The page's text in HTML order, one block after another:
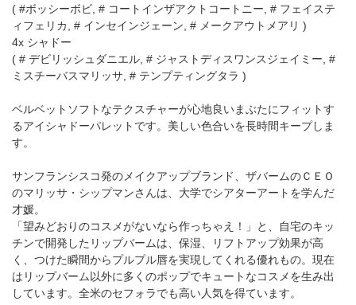
( #ボッシーボビ, # コートインザアクトコートニー, # フェイステ
ィフェリカ, # インセインジェーン, # メークアウトメアリ )
4x シャドー
( # デビリッシュダニエル, # ジャストディスワンスジェイミー, #
ミスチーバスマリッサ, # テンプティングタラ )
ベルベットソフトなテクスチャーが心地良いまぶたにフィットす
るアイシャドーパレットです。美しい色合いを長時間キープしま
す。
サンフランシスコ発のメイクアップブランド、ザバームのＣＥＯ
のマリッサ・シップマンさんは、大学でシアターアートを学んだ
才媛。
「望みどおりのコスメがないなら作っちゃえ！」と、自宅のキッ
チンで開発したリップバームは、保湿、リフトアップ効果が高
く、つけた瞬間からプルプル唇を実現してくれる優れもの。現在
はリップバーム以外に多くのポップでキュートなコスメを生み出
しています。全米のセフォラでも高い人気を得ています。